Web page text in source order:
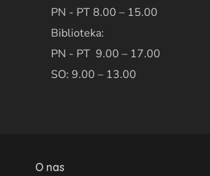
PN - PT 8.00 – 15.00
Biblioteka:
PN - PT 9.00 – 17.00
SO: 9.00 – 13.00
O nas